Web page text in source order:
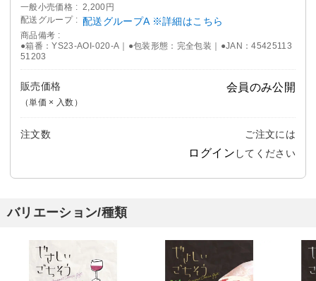
一般小売価格
2,200円
配送グループ
配送グループA ※詳細はこちら
商品備考
●箱番：YS23-AOI-020-A｜●包装形態：完全包装｜●JAN：45425113
51203
販売価格
（単価 × 入数）
会員のみ公開
注文数 ご注文には
ログイン してください
バリエーション/種類